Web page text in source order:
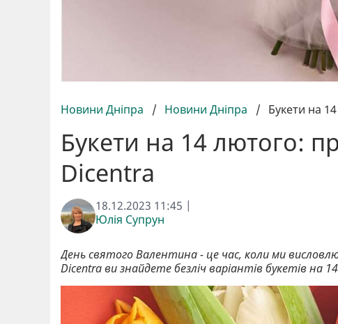
Новини Дніпра / Новини Дніпра / Букети на
Букети на 14 лютого:
Dicentra
18.12.2023 11:45 |
Юлія Супрун
День святого Валентина - це час, коли ми
Dicentra ви знайдете безліч варіантів букетів